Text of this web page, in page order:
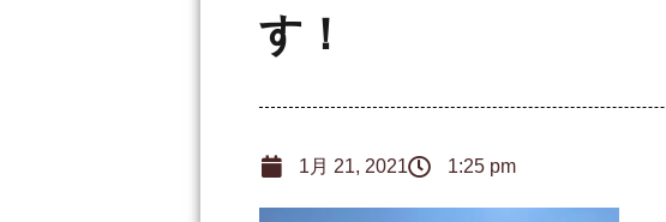
す！
1月 21, 2021 1:25 pm